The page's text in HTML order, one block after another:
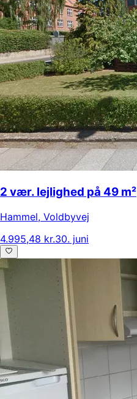
2 vær. lejlighed på 49 m²
Hammel, Voldbyvej
4.995,48 kr.30. juni